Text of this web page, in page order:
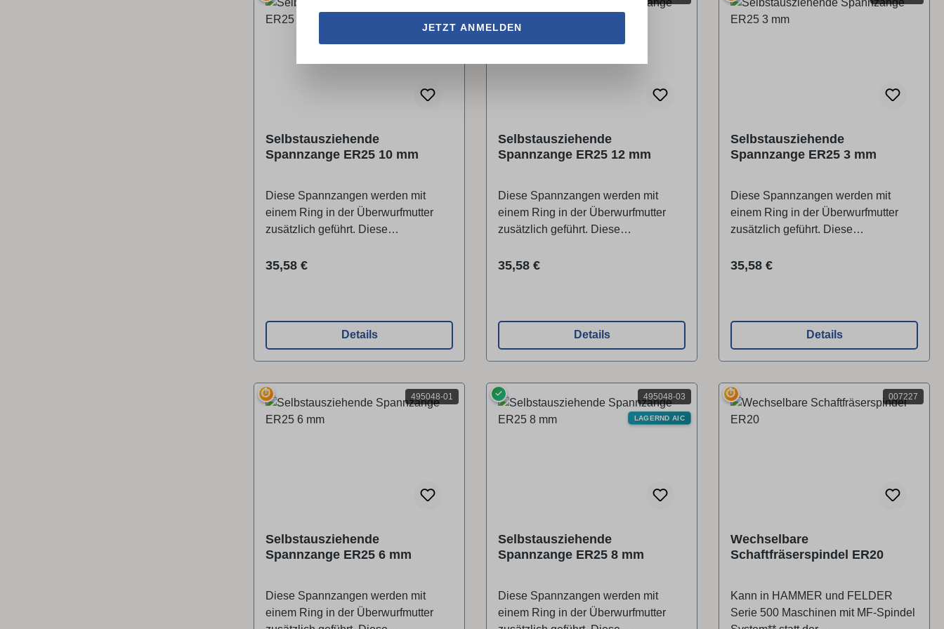
Selbstausziehende
Spannzange ER25 10 mm
Diese Spannzangen werden mit
einem Ring in der Überwurfmutter
zusätzlich geführt. Diese
beim Öffnen mit dem Klemmschlüssel
Regulärer Preis:
35,58 €
Details
Selbstausziehende
Spannzange ER25 12 mm
Diese Spannzangen werden mit
einem Ring in der Überwurfmutter
zusätzlich geführt. Diese
beim Öffnen mit dem Klemmschlüssel
Regulärer Preis:
35,58 €
Details
Selbstausziehende
Spannzange ER25 3 mm
Diese Spannzangen werden mit
einem Ring in der Überwurfmutter
zusätzlich geführt. Diese
beim Öffnen mit dem Klemmschlüssel
Regulärer Preis:
35,58 €
Details
495048-01
⏱
Selbstausziehende
Spannzange ER25 6 mm
Diese Spannzangen werden mit
einem Ring in der Überwurfmutter
495048-03
✓
LAGERND AIC
Selbstausziehende
Spannzange ER25 8 mm
Diese Spannzangen werden mit
einem Ring in der Überwurfmutter
007227
⏱
Wechselbare
Schaftfräserspindel ER20
Kann in HAMMER und FELDER
Serie 500 Maschinen mit MF-Spindel
JETZT ANMELDEN